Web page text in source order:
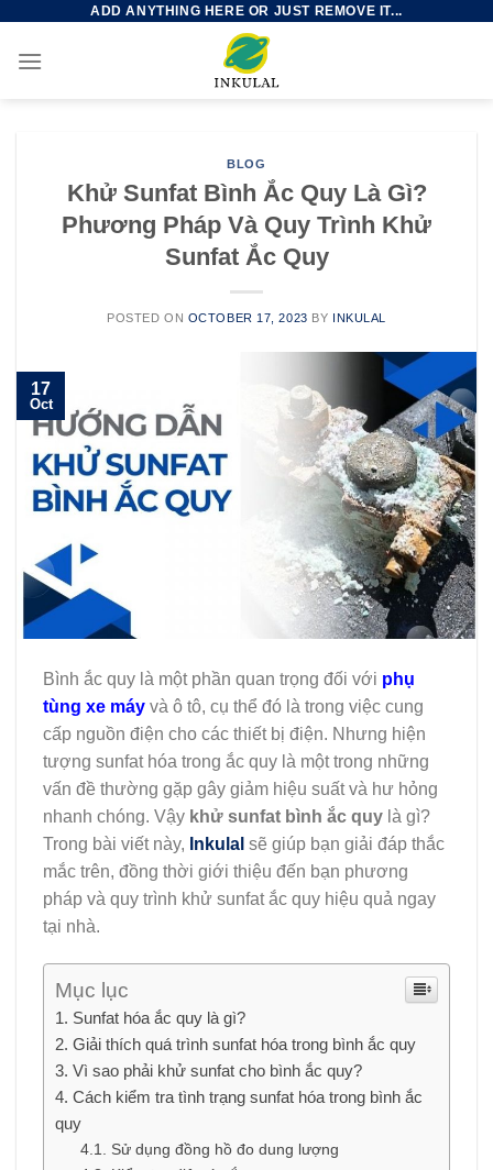
content
ADD ANYTHING HERE OR JUST REMOVE IT...
BLOG
Khử Sunfat Bình Ắc Quy Là Gì?
Phương Pháp Và Quy Trình Khử
Sunfat Ắc Quy
POSTED ON OCTOBER 17, 2023 BY INKULAL
17
Oct
Bình ắc quy là một phần quan trọng đối với phụ
tùng xe máy và ô tô, cụ thể đó là trong việc cung
cấp nguồn điện cho các thiết bị điện. Nhưng hiện
tượng sunfat hóa trong ắc quy là một trong những
vấn đề thường gặp gây giảm hiệu suất và hư hỏng
nhanh chóng. Vậy khử sunfat bình ắc quy là gì?
Trong bài viết này, Inkulal sẽ giúp bạn giải đáp thắc
mắc trên, đồng thời giới thiệu đến bạn phương
pháp và quy trình khử sunfat ắc quy hiệu quả ngay
tại nhà.
Mục lục
Sunfat hóa ắc quy là gì?
Giải thích quá trình sunfat hóa trong bình ắc quy
Vì sao phải khử sunfat cho bình ắc quy?
Cách kiểm tra tình trạng sunfat hóa trong bình ắc
quy
Sử dụng đồng hồ đo dung lượng